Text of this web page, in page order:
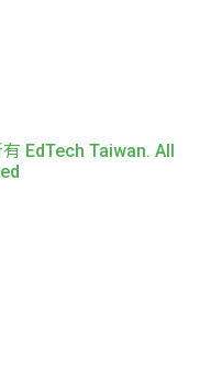
EdTech Taiwan. All